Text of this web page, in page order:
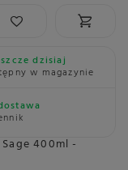
dzisiaj
w magazynie
400ml -